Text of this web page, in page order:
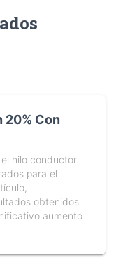
20% Con
hilo conductor
para el
obtenidos
aumento